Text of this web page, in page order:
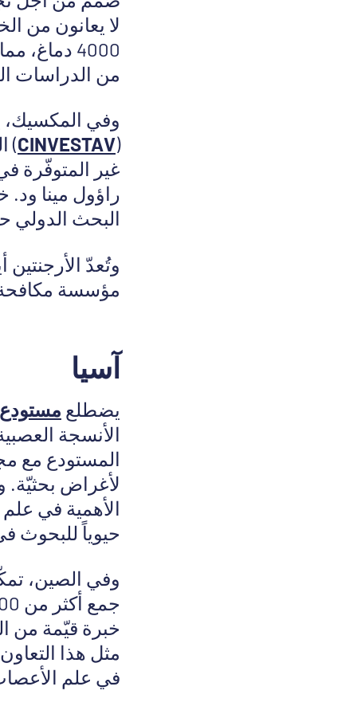
لا يعانون من
4000
من الدراسات
وفي المكسيك،
(
CINVESTAV
)
غير المتوفّرة
راؤول مينا ود.
البحث الدولي
وتُعدّ
مؤسسة مكافحة
آسيا
يضطلع مستودع
الأنسجة
المستودع مع
لأغراض
الأهمية في
حيوياً للبحوث
وفي الصين،
مثل هذا
في علم